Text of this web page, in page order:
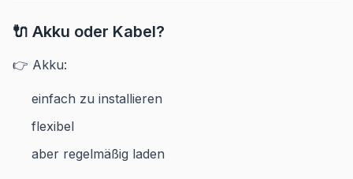
🔌 Akku oder Kabel?
👉 Akku:
einfach zu installieren
flexibel
aber regelmäßig laden